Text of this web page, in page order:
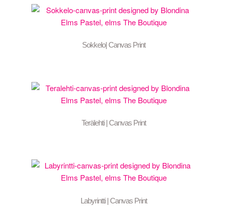
Sokkelo| Canvas Print
Terälehti | Canvas Print
Labyrintti | Canvas Print